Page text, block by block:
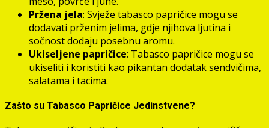
Pržena jela: Svježe tabasco papričice mogu se
dodavati prženim jelima, gdje njihova ljutina i
sočnost dodaju posebnu aromu.
Ukiseljene papričice: Tabasco papričice mogu se
ukiseliti i koristiti kao pikantan dodatak sendvičima,
salatama i tacima.
Zašto su Tabasco Papričice Jedinstvene?